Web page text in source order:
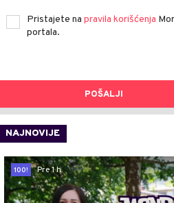
Pristajete na pravila korišćenja
portala.
POŠALJI
NAJNOVIJE
100!
Pre 1 h